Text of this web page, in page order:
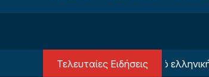
Τελευταίες Ειδήσεις
«Τεράστια πρόταση από ελληνική